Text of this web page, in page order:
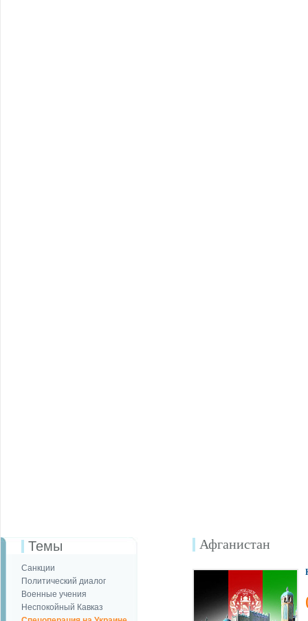
Темы
Санкции
Политический диалог
Военные учения
Неспокойный Кавказ
Афганистан